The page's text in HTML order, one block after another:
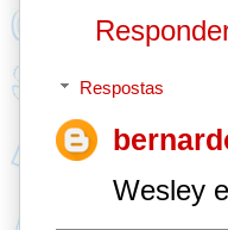
Respostas
Wesley